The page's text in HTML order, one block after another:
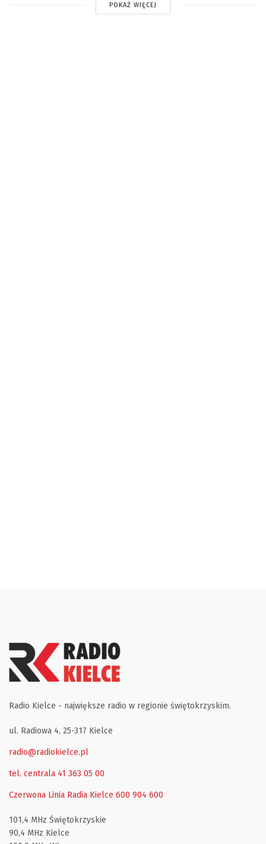
POKAŻ WIĘCEJ
Radio Kielce - największe radio w regionie świętokrzyskim.
ul. Radiowa 4, 25-317 Kielce
radio@radiokielce.pl
tel. centrala 41 363 05 00
Czerwona Linia Radia Kielce 600 904 600
101,4 MHz Świętokrzyskie
90,4 MHz Kielce